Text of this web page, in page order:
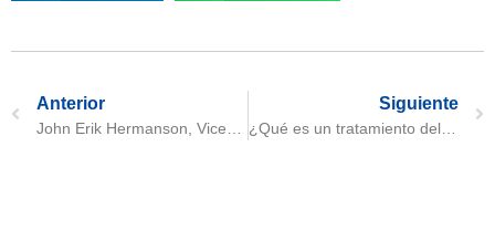
Anterior Siguiente